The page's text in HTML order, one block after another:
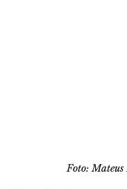
Foto: Mateus